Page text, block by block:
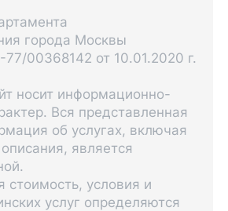
города Москвы
00368142 от 10.01.2020 г.
носит информационно-
Вся представленная
об услугах, включая
является
стоимость, условия и
услуг определяются